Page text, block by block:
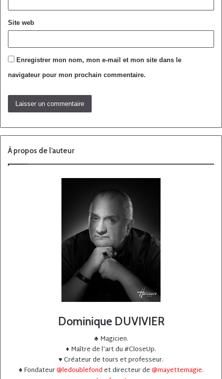
Site web
Enregistrer mon nom, mon e-mail et mon site dans le
navigateur pour mon prochain commentaire.
À propos de l’auteur
Dominique DUVIVIER
♣️ Magicien.
♦️ Maître de l’art du #CloseUp.
♥️ Créateur de tours et professeur.
♠️ Fondateur@ledoublefondet directeur de@mayettemagie.